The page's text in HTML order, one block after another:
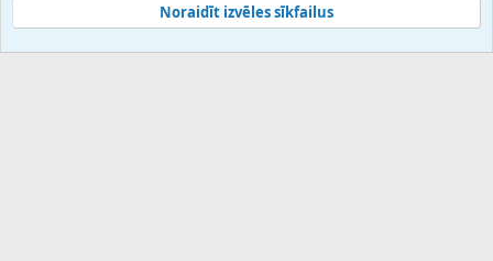
Community platform by XenForo® © 2010-2025 XenForo Ltd.
Noraidīt izvēles sīkfailus